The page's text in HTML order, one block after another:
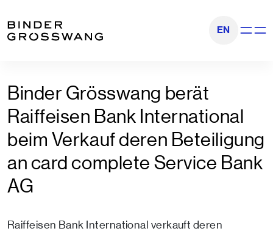
EN
Binder Grösswang berät
Raiffeisen Bank International
beim Verkauf deren Beteiligung
an card complete Service Bank
AG
Raiffeisen Bank International verkauft deren